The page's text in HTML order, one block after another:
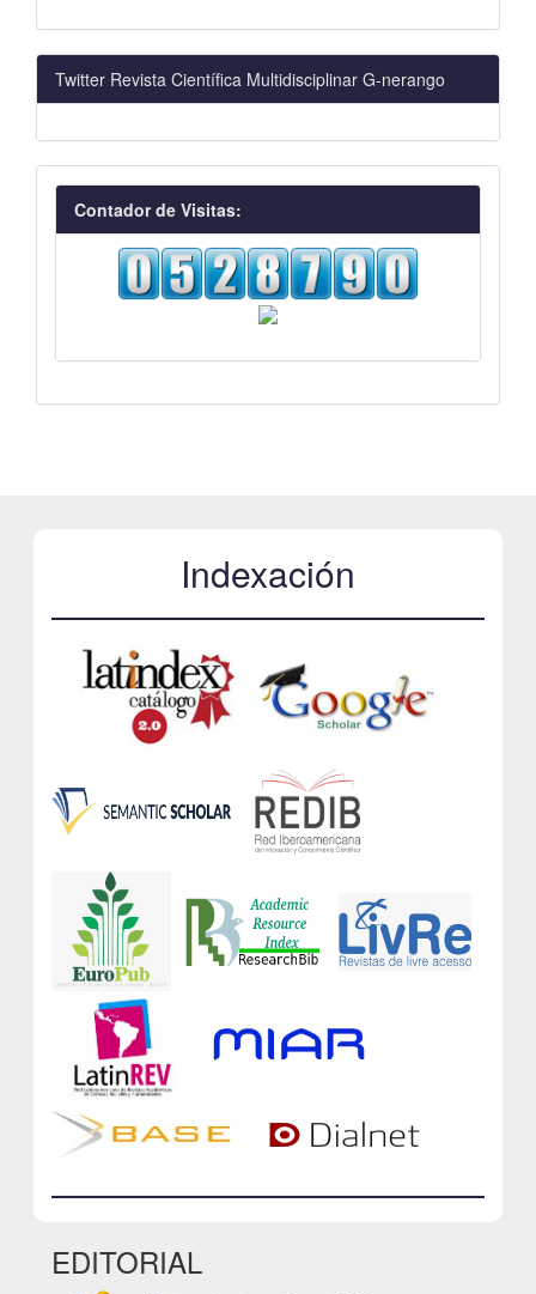
Twitter Revista Científica Multidisciplinar G-nerango
visitas
Contador de Visitas:
Indexación
EDITORIAL